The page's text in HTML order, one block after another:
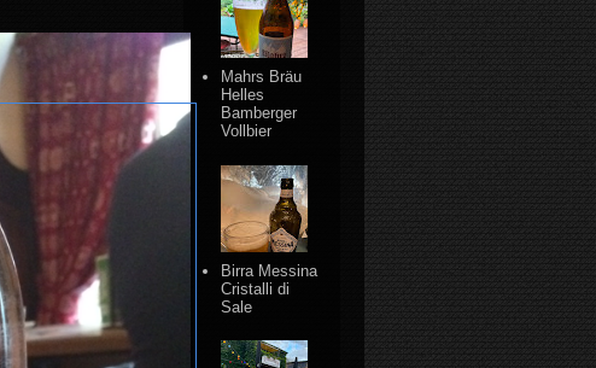
Mahrs Bräu
Helles
Bamberger
Vollbier
Birra Messina
Cristalli di
Sale